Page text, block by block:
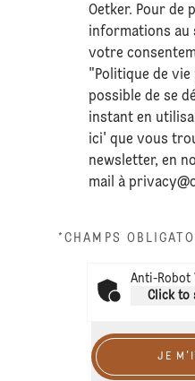
Oetker. Pour de
informations au
votre
"Politique de
possible de se
instant en
ici' que vous
newsletter, en
mail à
*CHAMPS
Anti-Robot
Click to
JE